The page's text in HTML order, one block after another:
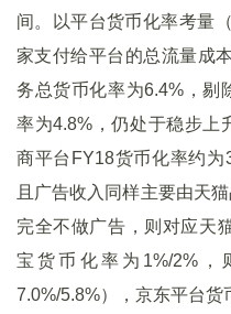
间。以平台货币化率考量
家支付给平台的总流量成
务总货币化率为6.4%，剔
率为4.8%，仍处于稳步上
商平台FY18货币化率约为
且广告收入同样主要由天
完全不做广告，则对应天
宝货币化率为1%/2%
7.0%/5.8%），京东平台货